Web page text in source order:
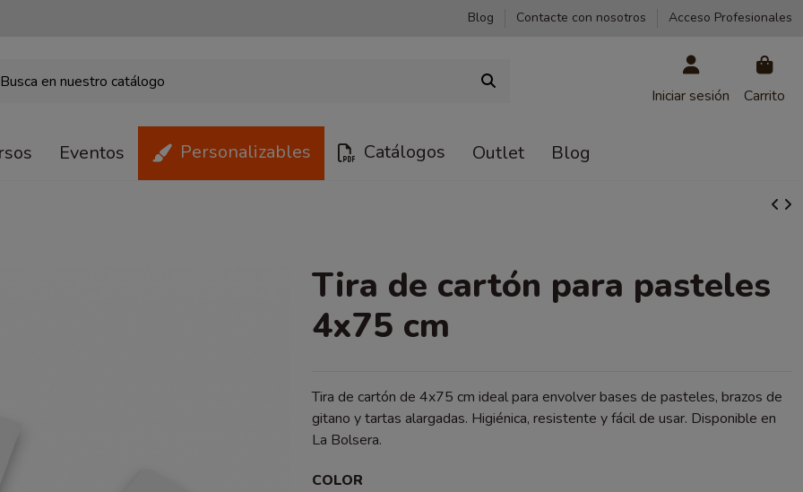
Blog Contacte con nosotros Acceso Profesionales
Iniciar sesión Carrito
Eventos Personalizables Catálogos Outlet Blog
Tira de cartón para pasteles
4x75 cm
Tira de cartón de 4x75 cm ideal para envolver bases de pasteles, brazos de
gitano y tartas alargadas. Higiénica, resistente y fácil de usar. Disponible en
La Bolsera.
COLOR